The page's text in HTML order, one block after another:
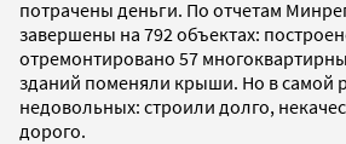
потрачены деньги. По отчетам
завершены на 792 объектах:
отремонтировано 57
зданий поменяли крыши. Но в самой
недовольных: строили долго,
дорого.